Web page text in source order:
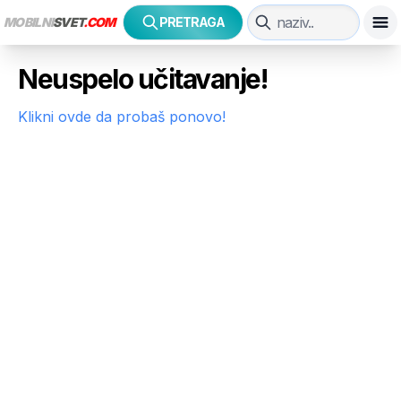
MOBILNISVET.COM PRETRAGA
Neuspelo učitavanje!
Klikni ovde da probaš ponovo!